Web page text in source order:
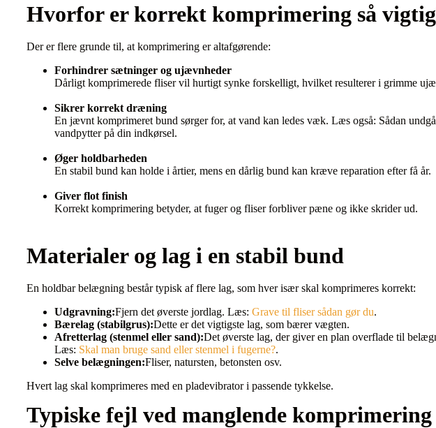
Hvorfor er korrekt komprimering så
Der er flere grunde til, at komprimering er altafgørende:
Forhindrer sætninger og ujævnheder
Dårligt komprimerede fliser vil hurtigt synke forskelligt, hvilket resulterer i grimme
Sikrer korrekt dræning
En jævnt komprimeret bund sørger for, at vand kan ledes væk. Læs også: Sådan
vandpytter på din indkørsel.
Øger holdbarheden
En stabil bund kan holde i årtier, mens en dårlig bund kan kræve reparation efter få år.
Giver flot finish
Korrekt komprimering betyder, at fuger og fliser forbliver pæne og ikke skrider ud.
Materialer og lag i en stabil bund
En holdbar belægning består typisk af flere lag, som hver især skal komprimeres korrekt:
Udgravning:Fjern det øverste jordlag. Læs: Grave til fliser sådan gør du.
Bærelag (stabilgrus):Dette er det vigtigste lag, som bærer vægten.
Afretterlag (stenmel eller sand):Det øverste lag, der giver en plan overflade til
Læs: Skal man bruge sand eller stenmel i fugerne?.
Selve belægningen:Fliser, natursten, betonsten osv.
Hvert lag skal komprimeres med en pladevibrator i passende tykkelse.
Typiske fejl ved manglende komprimering